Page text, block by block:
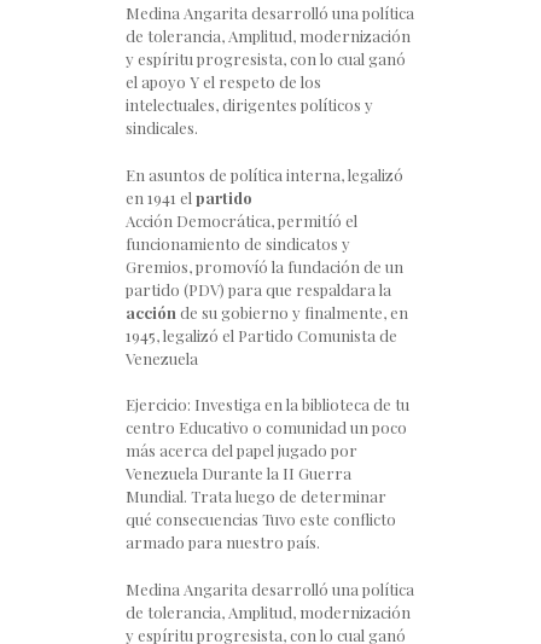
Medina Angarita desarrolló una política
de tolerancia, Amplitud, modernización
y espíritu progresista, con lo cual ganó
el apoyo Y el respeto de los
intelectuales, dirigentes políticos y
sindicales.
En asuntos de política interna, legalizó
en 1941 el partido
Acción Democrática, permitíó el
funcionamiento de sindicatos y
Gremios, promovíó la fundación de un
partido (PDV) para que respaldara la
acción de su gobierno y finalmente, en
1945, legalizó el Partido Comunista de
Venezuela
Ejercicio: Investiga en la biblioteca de tu
centro Educativo o comunidad un poco
más acerca del papel jugado por
Venezuela Durante la II Guerra
Mundial. Trata luego de determinar
qué consecuencias Tuvo este conflicto
armado para nuestro país.
Medina Angarita desarrolló una política
de tolerancia, Amplitud, modernización
y espíritu progresista, con lo cual ganó